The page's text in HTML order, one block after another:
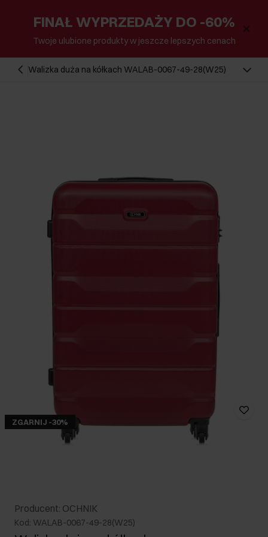
FINAŁ WYPRZEDAŻY DO -60%
Twoje ulubione produkty w jeszcze lepszych cenach
Walizka duża na kółkach WALAB-0067-49-28(W25)
ZGARNIJ -30%
Producent: OCHNIK
Kod: WALAB-0067-49-28(W25)